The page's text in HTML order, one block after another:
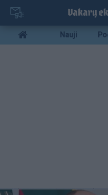
Pereiti
pagrindinį
turinį
Mobile
menu
Nauji